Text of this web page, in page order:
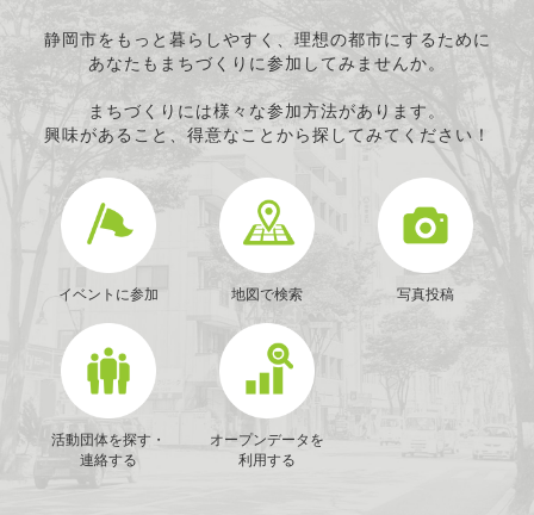
静岡市をもっと暮らしやすく、理想の都市にするために
あなたもまちづくりに参加してみませんか。
まちづくりには様々な参加方法があります。
興味があること、得意なことから探してみてください！
イベントに参加 地図で検索 写真投稿
活動団体を探す・
連絡する
オープンデータを
利用する